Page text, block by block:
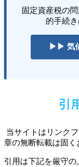
固定資産税の
的手続
▶▶ 気
引
当サイトはリンク
章の無断転載は固く
引用は下記を厳守